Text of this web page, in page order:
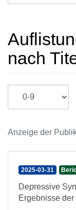
nach
Anzeige der
2025-03-31
Depressive
Ergebnisse